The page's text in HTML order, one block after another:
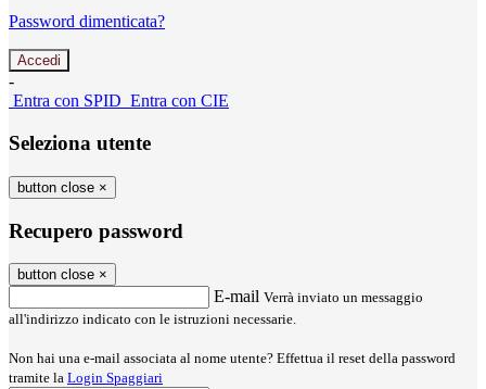
Password dimenticata?
-
Entra con SPID Entra con CIE
Seleziona utente
button close ×
Recupero password
button close ×
E-mail Verrà inviato un messaggio
all'indirizzo indicato con le istruzioni necessarie.
Non hai una e-mail associata al nome utente? Effettua il reset della password
tramite la Login Spaggiari